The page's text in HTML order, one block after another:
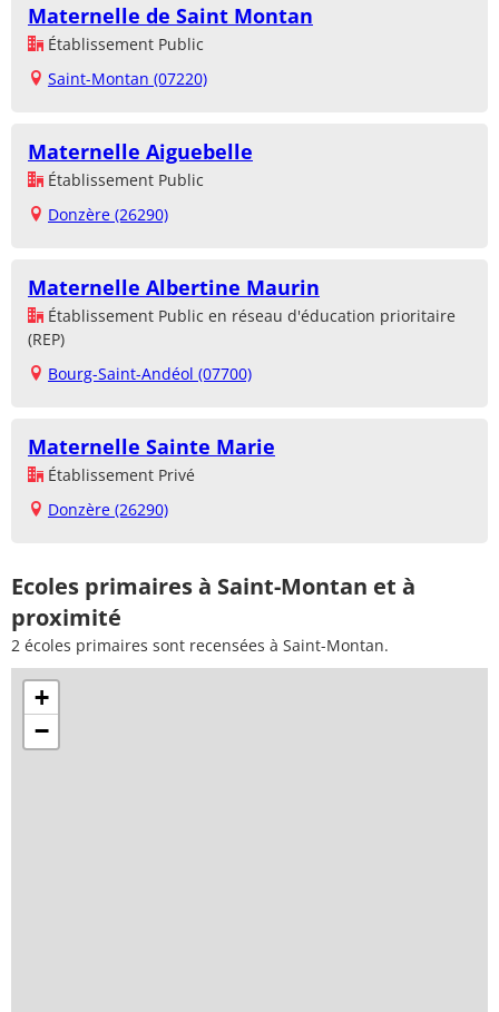
Maternelle de Saint Montan
Établissement Public
Saint-Montan (07220)
Maternelle Aiguebelle
Établissement Public
Donzère (26290)
Maternelle Albertine Maurin
Établissement Public en réseau d'éducation prioritaire
(REP)
Bourg-Saint-Andéol (07700)
Maternelle Sainte Marie
Établissement Privé
Donzère (26290)
Ecoles primaires à Saint-Montan et à
proximité
2 écoles primaires sont recensées à Saint-Montan.
+
−